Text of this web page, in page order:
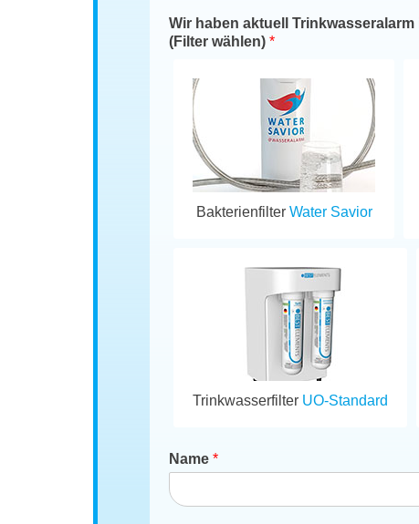
Wir haben aktuell
(Filter wählen)*
Bakterienfilter Water Savior
Trinkwasserfilter UO-Standard
Name*